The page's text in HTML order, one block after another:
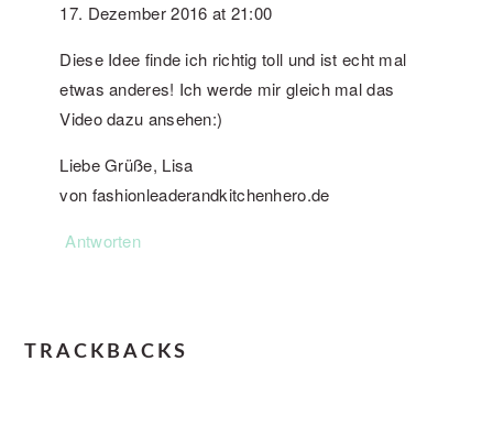
17. Dezember 2016 at 21:00
Diese Idee finde ich richtig toll und ist echt mal
etwas anderes! Ich werde mir gleich mal das
Video dazu ansehen:)
Liebe Grüße, Lisa
von fashionleaderandkitchenhero.de
Antworten
TRACKBACKS